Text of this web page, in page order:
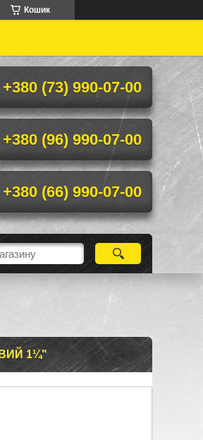
Кошик
+380 (73) 990-07-00
+380 (96) 990-07-00
+380 (66) 990-07-00
1¼"